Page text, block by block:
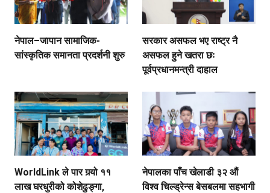
नेपाल–जापान सामाजिक-
सांस्कृतिक समानता प्रदर्शनी शुरु
सरकार असफल भए राष्ट्र नै
असफल हुने खतरा छः
पूर्वप्रधानमन्त्री दाहाल
WorldLink ले पार गर्‍यो ११
लाख घरधुरीको कोशेढुङ्गा,
नेपालका पाँच खेलाडी ३२ औं
विश्व चिल्ड्रेन्स बेसबलमा सहभागी